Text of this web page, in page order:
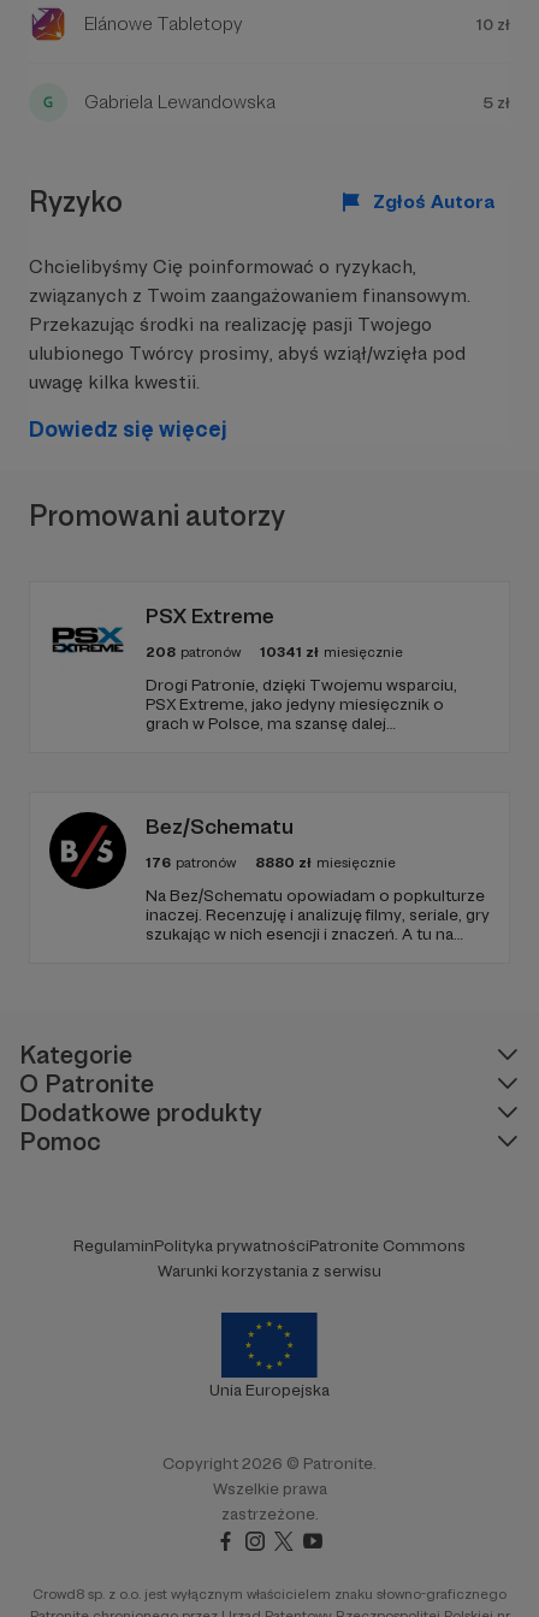
W tym miejscu powinna być zewnętrzna
Aby zobaczyć treść musisz zmienić ustawienia
Angażujemy się też społecznościowo, tworząc
największy pod względem liczby
Polsce
(i wciąż rośnie!), czy starając się przebić z
konwentami do świadomości szerszej
dać Wam więcej, dlatego liczymy na Wasze
wsparcie w każdej formie.
To Wy decydujecie. My będziemy nadal dawać z
siebie wszystko i z Waszą pomocą po prostu
będziemy w stanie więcej niż tylko istnieć. A jeżeli
https://konwenty-
poludniowe.pl/redakcja/rekrutacja
Elánowe Tabletopy 10 zł
Gabriela Lewandowska 5 zł
Ryzyko Zgłoś Autora
Chcielibyśmy Cię poinformować o ryzykach,
związanych z Twoim zaangażowaniem finansowym.
Przekazując środki na realizację pasji Twojego
ulubionego Twórcy prosimy, abyś wziął/wzięła pod
uwagę kilka kwestii.
Dowiedz się więcej
Promowani autorzy
PSX Extreme
208 patronów 10341 zł miesięcznie
Drogi Patronie, dzięki Twojemu wsparciu,
PSX Extreme, jako jedyny miesięcznik o
grach w Polsce, ma szansę dalej
Bez/Schematu
176 patronów 8880 zł miesięcznie
Na Bez/Schematu opowiadam o popkulturze
inaczej. Recenzuję i analizuję filmy, seriale, gry
szukając w nich esencji i znaczeń. A tu na
Kategorie
O Patronite
Dodatkowe produkty
Pomoc
RegulaminPolityka prywatnościPatronite Commons
Warunki korzystania z serwisu
Unia Europejska
Copyright 2026 © Patronite.
Wszelkie prawa
zastrzeżone.
Crowd8 sp. z o.o. jest wyłącznym właścicielem znaku słowno-graficznego